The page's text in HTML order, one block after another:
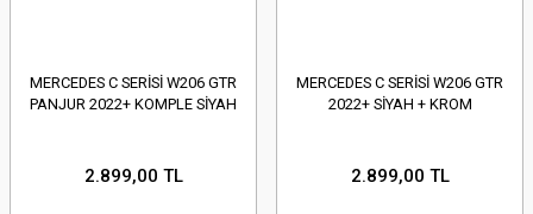
MERCEDES C SERİSİ W206 GTR
PANJUR 2022+ KOMPLE SİYAH
2.899,00 TL
MERCEDES C SERİSİ W206 GTR
2022+ SİYAH + KROM
2.899,00 TL